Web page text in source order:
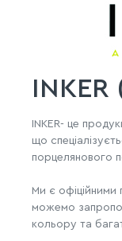
INKER
INKER- це
що
порцелянового
Ми є офіційними
можемо
кольору та